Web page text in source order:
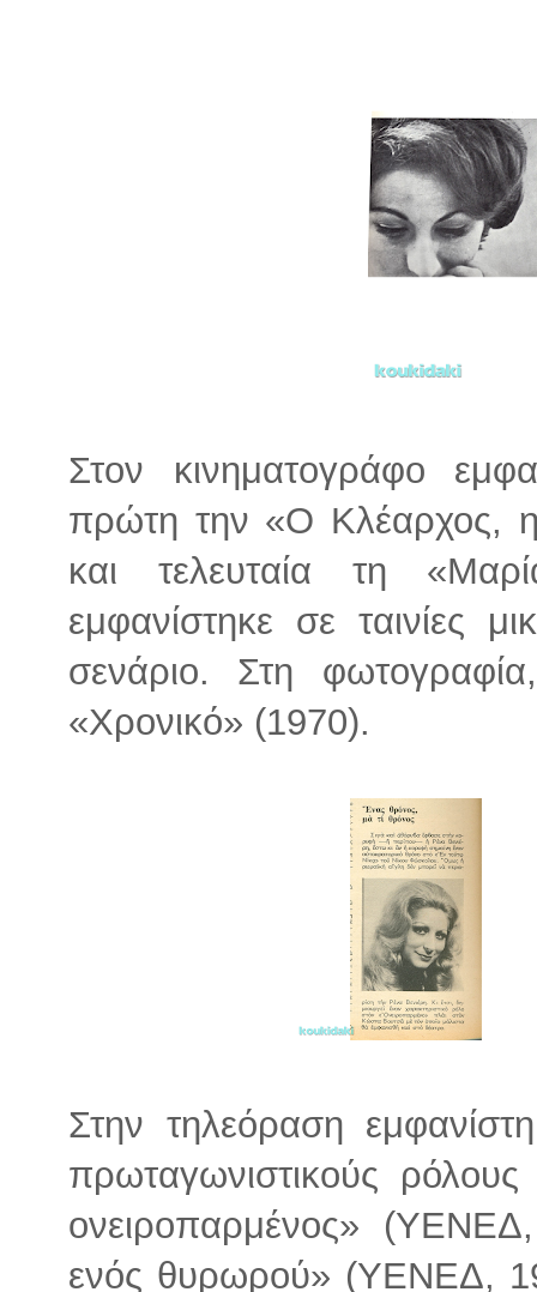
Στον κινηματογράφο
πρώτη την «Ο Κλέαρχος,
και τελευταία τη
εμφανίστηκε σε ταινίες
σενάριο. Στη
«Χρονικό» (1970).
Στην τηλεόραση
πρωταγωνιστικούς
ονειροπαρμένος»
ενός θυρωρού» (ΥΕΝΕΔ,